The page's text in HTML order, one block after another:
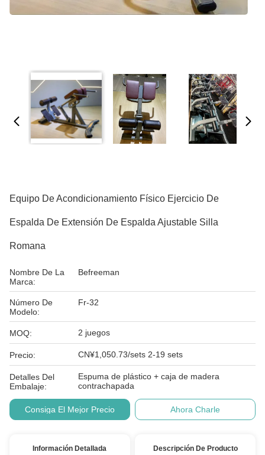
Equipo De Acondicionamiento Físico Ejercicio De
Espalda De Extensión De Espalda Ajustable Silla
Romana
Nombre De La
Marca:
Befreeman
Número De
Modelo:
Fr-32
MOQ: 2 juegos
Precio: CN¥1,050.73/sets 2-19 sets
Detalles Del
Embalaje:
Espuma de plástico + caja de madera
contrachapada
Consiga El Mejor Precio Ahora Charle
Información Detallada Descripción De Producto